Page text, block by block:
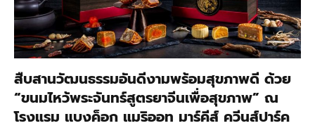
สืบสานวัฒนธรรมอันดีงามพร้อมสุขภาพดี ด้วย
“ขนมไหว้พระจันทร์สูตรยาจีนเพื่อสุขภาพ” ณ
โรงแรม แบงค็อก แมริออท มาร์คีส์ ควีนส์ปาร์ค